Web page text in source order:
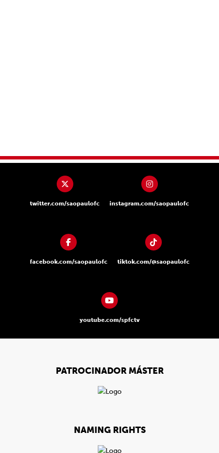
twitter.com/saopaulofc instagram.com/saopaulofc
facebook.com/saopaulofc tiktok.com/@saopaulofc
youtube.com/spfctv
PATROCINADOR MÁSTER
NAMING RIGHTS